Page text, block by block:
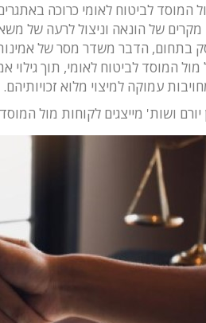
המוסד לביטוח לאומי כרוכה
מקרים של הונאה וניצול לרעה של
בתחום, הדבר משדר מסר של אמינות
מול המוסד לביטוח לאומי, תוך
עמוקה למיצוי מלוא זכויותיהם.
ושות' מייצגים לקוחות מול